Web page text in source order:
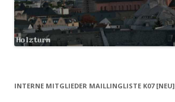
INTERNE MITGLIEDER MAILLINGLISTE K07 [NEU]